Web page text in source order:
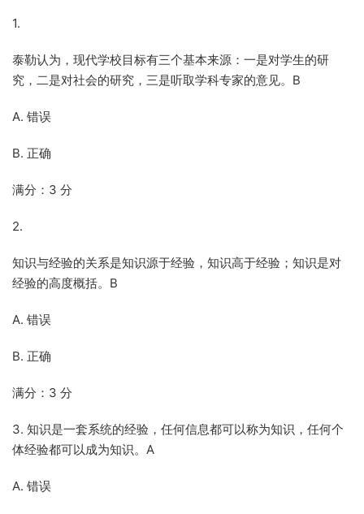
1.
泰勒认为，现代学校目标有三个基本来源：一是对学生的研
究，二是对社会的研究，三是听取学科专家的意见。B
A. 错误
B. 正确
满分：3 分
2.
知识与经验的关系是知识源于经验，知识高于经验；知识是对
经验的高度概括。B
A. 错误
B. 正确
满分：3 分
3. 知识是一套系统的经验，任何信息都可以称为知识，任何个
体经验都可以成为知识。A
A. 错误